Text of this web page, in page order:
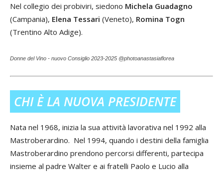
Nel collegio dei probiviri, siedono Michela Guadagno
(Campania), Elena Tessari (Veneto), Romina Togn
(Trentino Alto Adige).
Donne del Vino - nuovo Consiglio 2023-2025 @photoanastasiaflorea
CHI È LA NUOVA PRESIDENTE
Nata nel 1968, inizia la sua attività lavorativa nel 1992 alla
Mastroberardino. Nel 1994, quando i destini della famiglia
Mastroberardino prendono percorsi differenti, partecipa
insieme al padre Walter e ai fratelli Paolo e Lucio alla